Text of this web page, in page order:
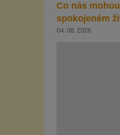
Co nás
spokojeném
04. 08. 2026